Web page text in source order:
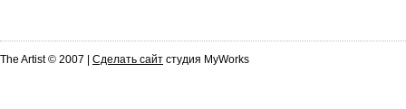
The Artist © 2007 | Сделать сайт студия MyWorks